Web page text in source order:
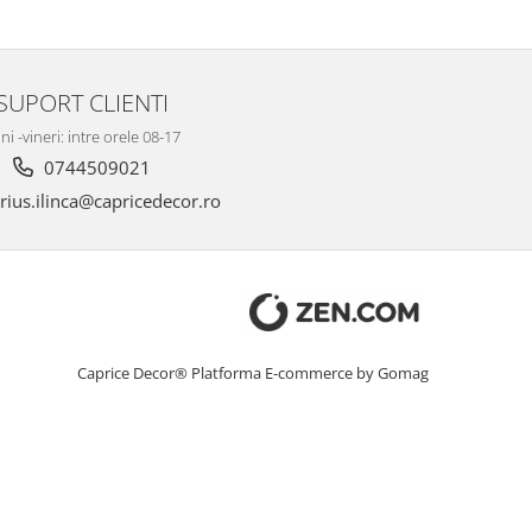
CLIENTI
-vineri: intre orele 08-17
0744509021
Caprice Decor® Platforma E-commerce by Gomag